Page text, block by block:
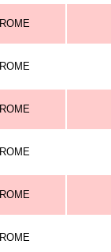
ROME
ROME
ROME
ROME
ROME
ROME